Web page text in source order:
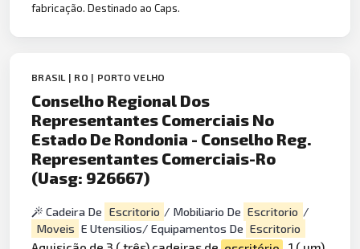
fabricação. Destinado ao Caps.
BRASIL | RO | PORTO VELHO
Conselho Regional Dos
Representantes Comerciais No
Estado De Rondonia - Conselho Reg.
Representantes Comerciais-Ro
(Uasg: 926667)
Cadeira De Escritorio / Mobiliario De Escritorio /
Moveis E Utensilios/ Equipamentos De Escritorio